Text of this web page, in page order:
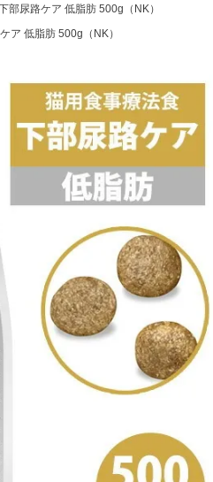
部尿路ケア 低脂肪 500g（NK）
ア 低脂肪 500g（NK）